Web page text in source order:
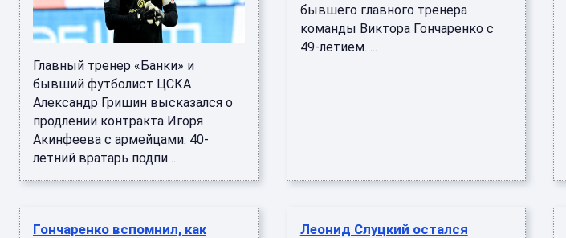
Главный тренер «Банки» и
бывший футболист ЦСКА
Александр Гришин высказался о
продлении контракта Игоря
Акинфеева с армейцами. 40-
летний вратарь подпи ...
бывшего главного тренера
команды Виктора Гончаренко с
49-летием. ...
Гончаренко вспомнил, как
Леонид Слуцкий остался